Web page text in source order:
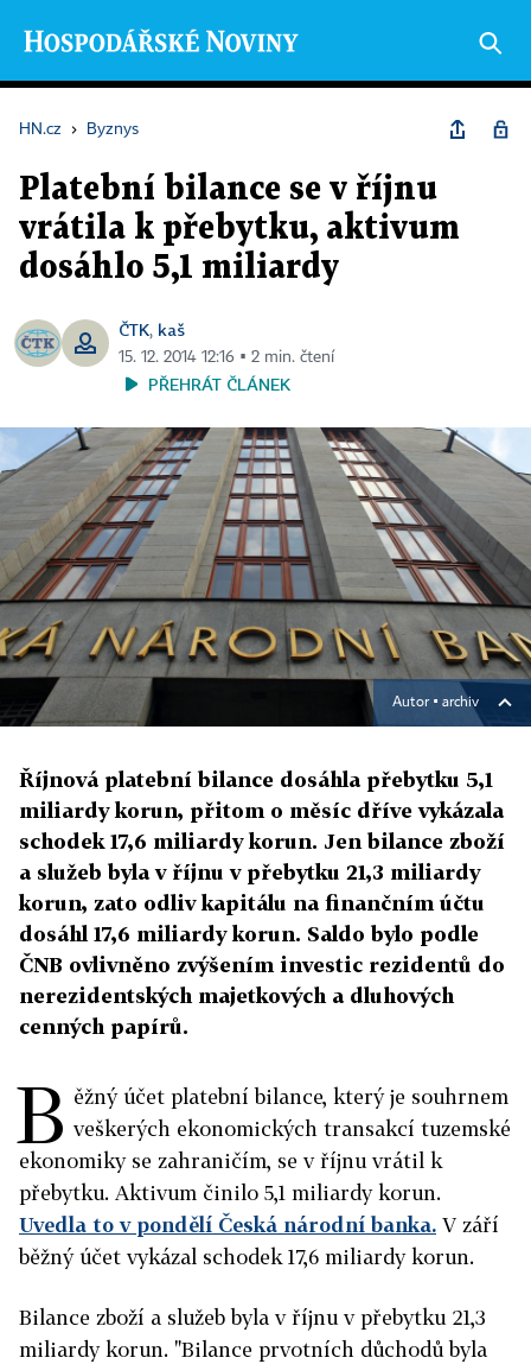
HN.cz › Byznys
Platební bilance se v říjnu
vrátila k přebytku, aktivum
dosáhlo 5,1 miliardy
ČTK, kaš
15. 12. 2014 12:16 ▪ 2 min. čtení
PŘEHRÁT ČLÁNEK
Autor ▪ archiv
Říjnová platební bilance dosáhla přebytku 5,1
miliardy korun, přitom o měsíc dříve vykázala
schodek 17,6 miliardy korun. Jen bilance zboží
a služeb byla v říjnu v přebytku 21,3 miliardy
korun, zato odliv kapitálu na finančním účtu
dosáhl 17,6 miliardy korun. Saldo bylo podle
ČNB ovlivněno zvýšením investic rezidentů do
nerezidentských majetkových a dluhových
cenných papírů.
B ěžný účet platební bilance, který je souhrnem
veškerých ekonomických transakcí tuzemské
ekonomiky se zahraničím, se v říjnu vrátil k
přebytku. Aktivum činilo 5,1 miliardy korun.
Uvedla to v pondělí Česká národní banka. V září
běžný účet vykázal schodek 17,6 miliardy korun.
Bilance zboží a služeb byla v říjnu v přebytku 21,3
miliardy korun. "Bilance prvotních důchodů byla